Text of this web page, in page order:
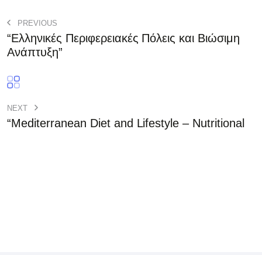
PREVIOUS
“Ελληνικές Περιφερειακές Πόλεις και Βιώσιμη
Ανάπτυξη”
NEXT
“Mediterranean Diet and Lifestyle – Nutritional